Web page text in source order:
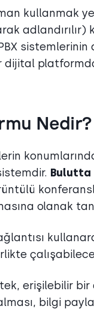
kullanmak
Nedir?
Bulutta
olanak
erişilebilir
bilgi